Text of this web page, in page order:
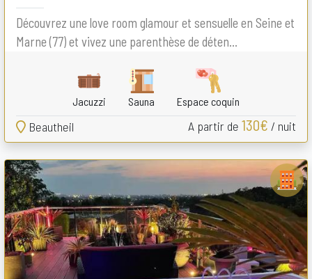
Découvrez une love room glamour et sensuelle en Seine et
Marne (77) et vivez une parenthèse de déten...
Jacuzzi Sauna Espace coquin
Beautheil A partir de 130€ / nuit